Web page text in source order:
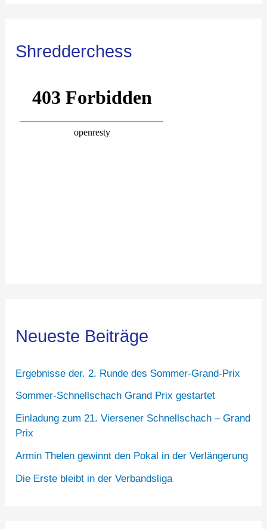
Shredderchess
Neueste Beiträge
Ergebnisse der. 2. Runde des Sommer-Grand-Prix
Sommer-Schnellschach Grand Prix gestartet
Einladung zum 21. Viersener Schnellschach – Grand
Prix
Armin Thelen gewinnt den Pokal in der Verlängerung
Die Erste bleibt in der Verbandsliga